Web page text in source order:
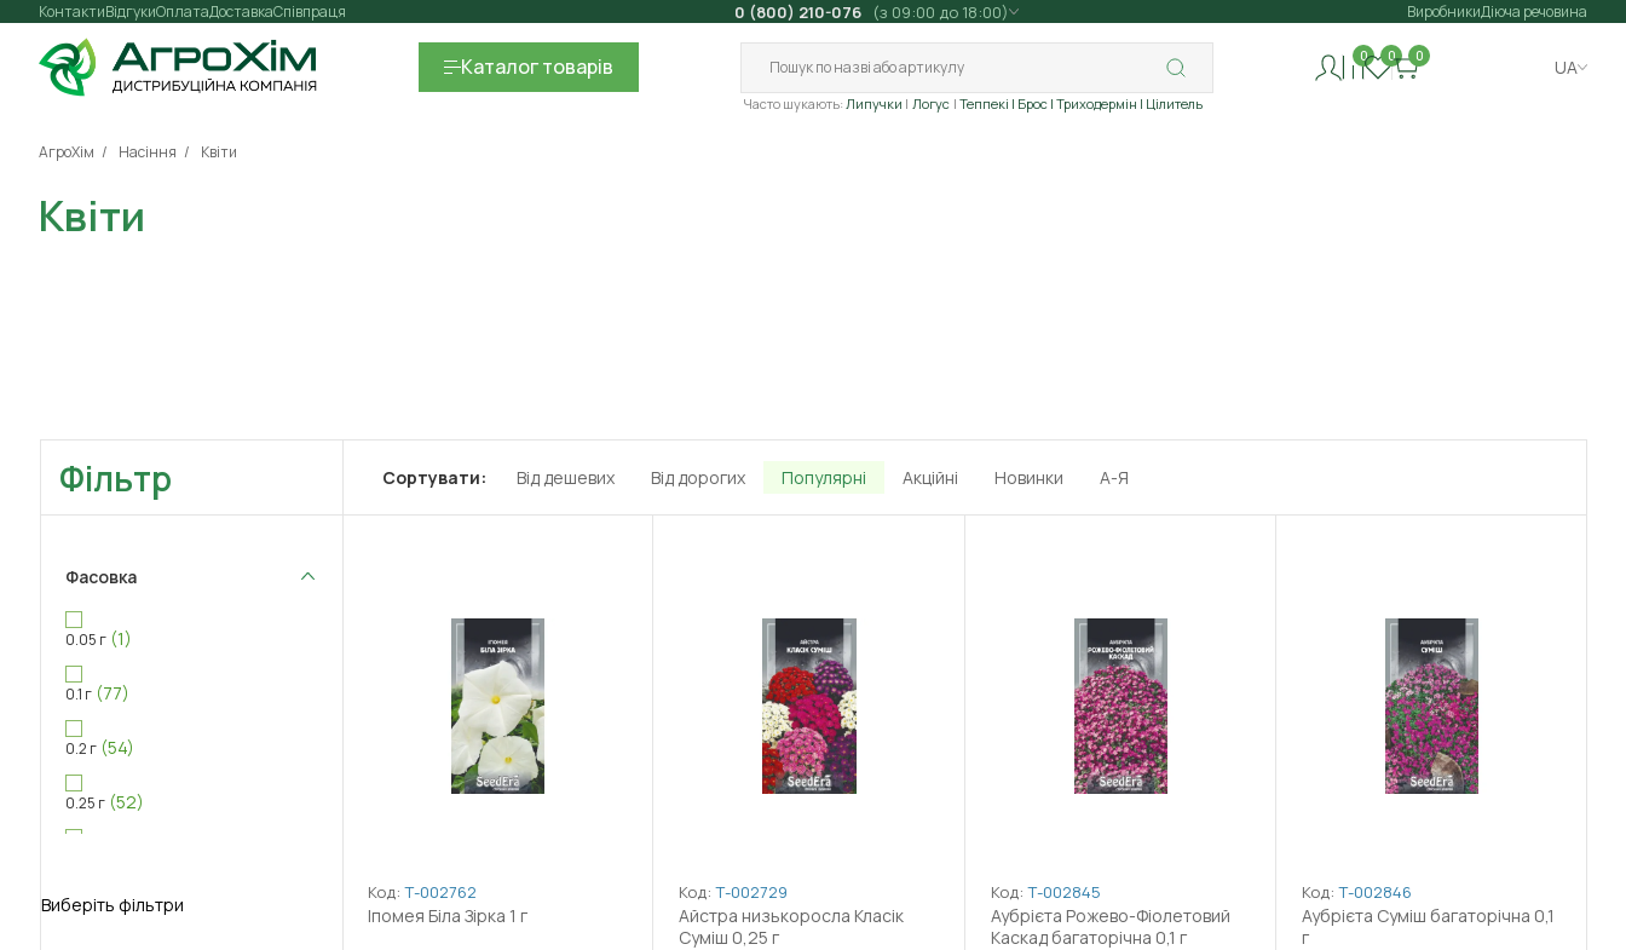
Контакти Оплата
Відгуки ДоставкаСпівпраця 0 (800) 210-076 (з 09:00 до 18:00) ВиробникиДіюча речовина
Каталогтоварів
Часто шукають: Липучки Логус Теппекі | Брос | Триходермін | Цілитель
0 0 0
UA
АгроХім Насіння Квіти
Квіти
Фільтр
Фасовка
0.05 г (1)
0.1 г (77)
0.2 г (54)
0.25 г (52)
0.5 г (75)
Виберіть фільтри
Сортувати: Від дешевих Від дорогих Популярні Акційні Новинки А-Я
Код: Т-002762
Іпомея Біла Зірка 1 г
Код: Т-002729
Айстра низькоросла Класік
Суміш 0,25 г
Код: Т-002845
Аубрієта Рожево-Фіолетовий
Каскад багаторічна 0,1 г
Код: Т-002846
Аубрієта Суміш багаторічна 0,1
г